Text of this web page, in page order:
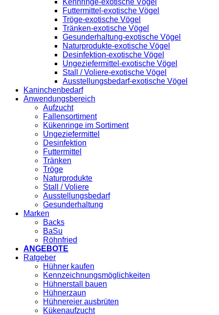
Futtermittel-exotische Vögel
Tröge-exotische Vögel
Tränken-exotische Vögel
Gesunderhaltung-exotische Vögel
Naturprodukte-exotische Vögel
Desinfektion-exotische Vögel
Ungeziefermittel-exotische Vögel
Stall / Voliere-exotische Vögel
Ausstellungsbedarf-exotische Vögel
Kaninchenbedarf
Anwendungsbereich
Aufzucht
Fallensortiment
Kükenringe im Sortiment
Ungeziefermittel
Desinfektion
Futtermittel
Tränken
Tröge
Naturprodukte
Stall / Voliere
Ausstellungsbedarf
Gesunderhaltung
Marken
Backs
BaSu
Röhnfried
ANGEBOTE
Ratgeber
Hühner kaufen
Kennzeichnungsmöglichkeiten
Hühnerstall bauen
Hühnerzaun
Hühnereier ausbrüten
Kükenaufzucht